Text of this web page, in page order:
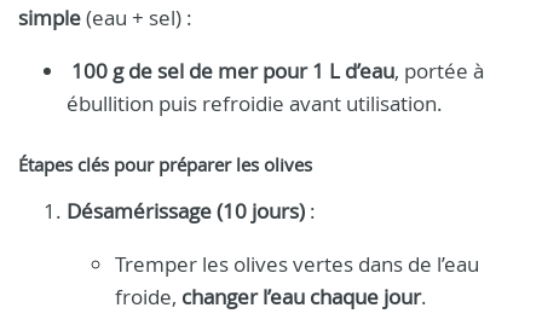
simple(eau + sel) :
100 g de sel de mer pour 1 L d’eau, portée à
ébullition puis refroidie avant utilisation.
Étapes clés pour préparer les olives
Désamérissage (10 jours) :
Tremper les olives vertes dans de l’eau
froide, changer l’eau chaque jour.